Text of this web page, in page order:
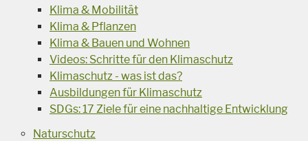
Klima & Mobilität
Klima & Pflanzen
Klima & Bauen und Wohnen
Videos: Schritte für den Klimaschutz
Klimaschutz - was ist das?
Ausbildungen für Klimaschutz
SDGs: 17 Ziele für eine nachhaltige Entwicklung
Naturschutz